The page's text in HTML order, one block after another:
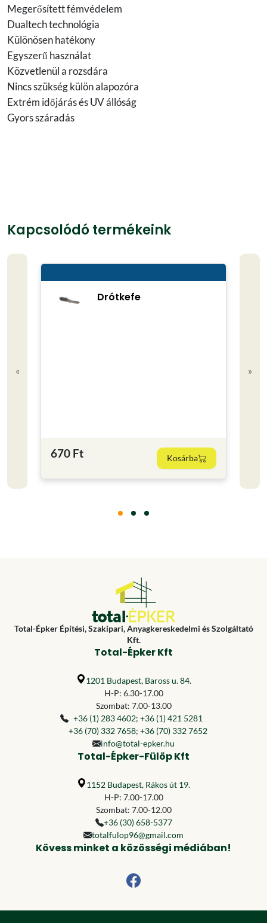
Megerősített fémvédelem
Dualtech technológia
Különösen hatékony
Egyszerű használat
Közvetlenül a rozsdára
Nincs szükség külön alapozóra
Extrém időjárás és UV állóság
Gyors száradás
Kapcsolódó termékeink
«
Drótkefe
670 Ft Kosárba
»
Total-Épker Építési, Szakipari, Anyagkereskedelmi és Szolgáltató
Kft.
Total-Épker Kft
1201 Budapest, Baross u. 84.
H-P: 6.30-17.00
Szombat: 7.00-13.00
+36 (1) 283 4602; +36 (1) 421 5281
+36 (70) 332 7658; +36 (70) 332 7652
info@total-epker.hu
Total-Épker-Fülöp Kft
1152 Budapest, Rákos út 19.
H-P: 7.00-17.00
Szombat: 7.00-12.00
+36 (30) 658-5377
totalfulop96@gmail.com
Kövess minket a közösségi médiában!